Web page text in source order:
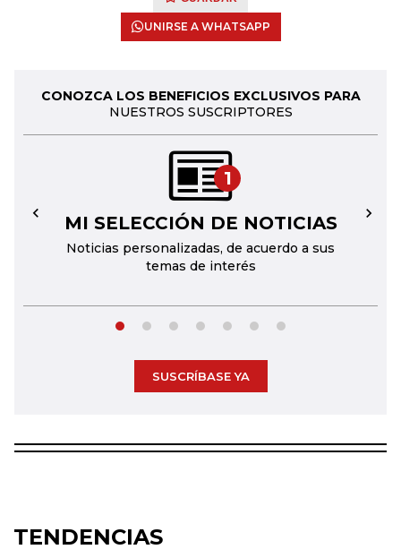
UNIRSE A WHATSAPP
CONOZCA LOS BENEFICIOS EXCLUSIVOS PARA
NUESTROS SUSCRIPTORES
1
MI SELECCIÓN DE NOTICIAS
Noticias personalizadas, de acuerdo a sus
temas de interés
← →
SUSCRÍBASE YA
TENDENCIAS